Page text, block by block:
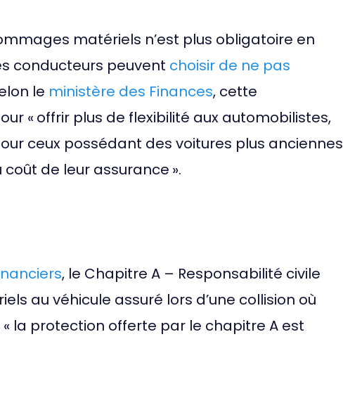
matériels n’est plus obligatoire en
conducteurs peuvent choisir de ne pas
le ministère des Finances, cette
« offrir plus de flexibilité aux automobilistes,
ceux possédant des voitures plus anciennes
de leur assurance ».
, le Chapitre A – Responsabilité civile
au véhicule assuré lors d’une collision où
« la protection offerte par le chapitre A est